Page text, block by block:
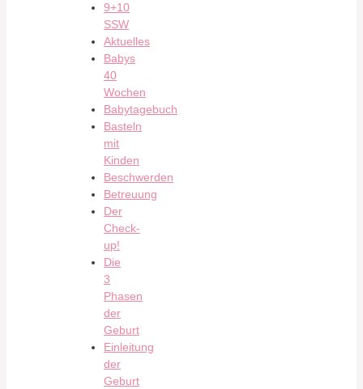
9+10
SSW
Aktuelles
Babys
40
Wochen
Babytagebuch
Basteln
mit
Kinden
Beschwerden
Betreuung
Der
Check-
up!
Die
3
Phasen
der
Geburt
Einleitung
der
Geburt